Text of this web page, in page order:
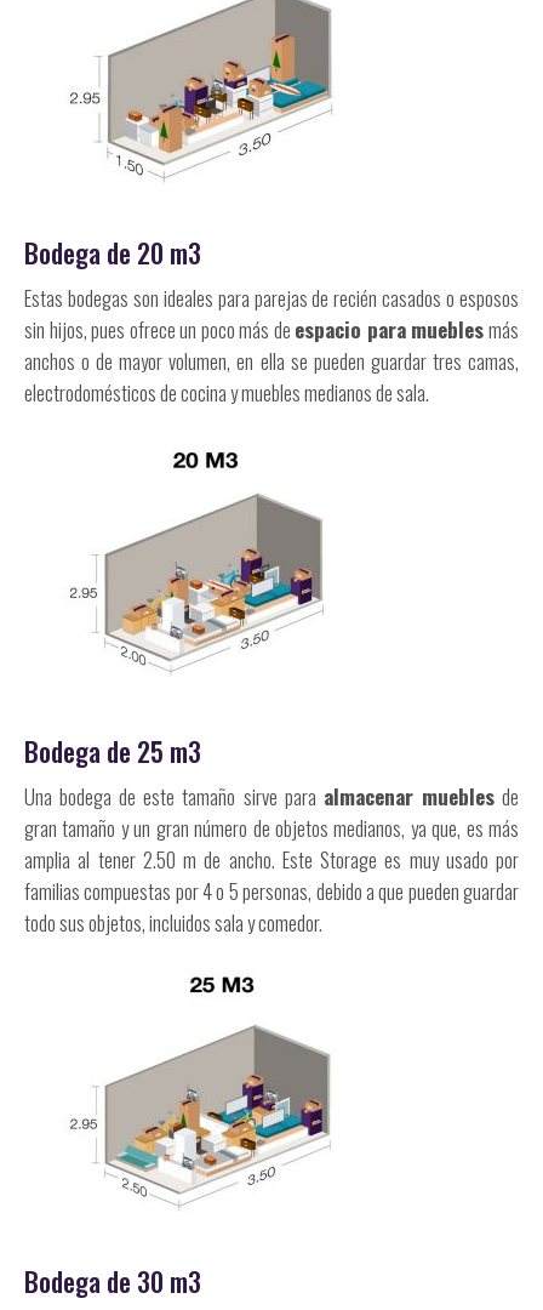
Bodega de 20 m3
Estas bodegas son ideales para parejas de recién casados o esposos
sin hijos, pues ofrece un poco más de espacio para mueblesmás
anchos o de mayor volumen, en ella se pueden guardar tres camas,
electrodomésticos de cocina y muebles medianos de sala.
Bodega de 25 m3
Una bodega de este tamaño sirve para almacenar mueblesde
gran tamaño y un gran número de objetos medianos, ya que, es más
amplia al tener 2.50 m de ancho. Este Storage es muy usado por
familias compuestas por 4 o 5 personas, debido a que pueden guardar
todo sus objetos, incluidos sala y comedor.
Bodega de 30 m3